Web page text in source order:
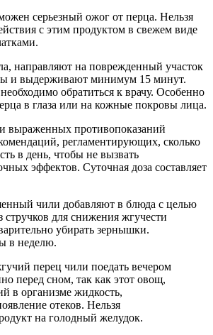
серьезный ожог от перца. Нельзя
с этим продуктом в свежем виде
направляют на поврежденный участок
и выдерживают минимум 15 минут.
обратиться к врачу. Особенно
в глаза или на кожные покровы лица.
выраженных противопоказаний
регламентирующих, сколько
в день, чтобы не вызвать
эффектов. Суточная доза составляет
чили добавляют в блюда с целью
для снижения жгучести
убирать зернышки.
в неделю.
перец чили поедать вечером
перед сном, так как этот овощ,
в организме жидкость,
отеков. Нельзя
на голодный желудок.